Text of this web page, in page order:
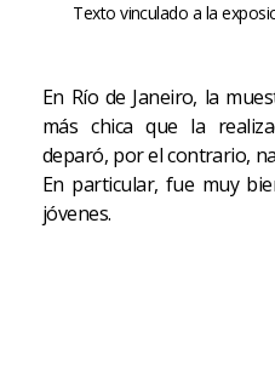
Texto vinculado a la
En Río de Janeiro, la
más chica que la
deparó, por el contrario,
En particular, fue muy
jóvenes.